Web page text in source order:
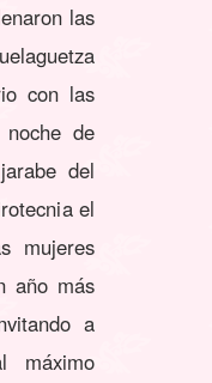
las
con las
de
del
el
mujeres
año más
a
máximo